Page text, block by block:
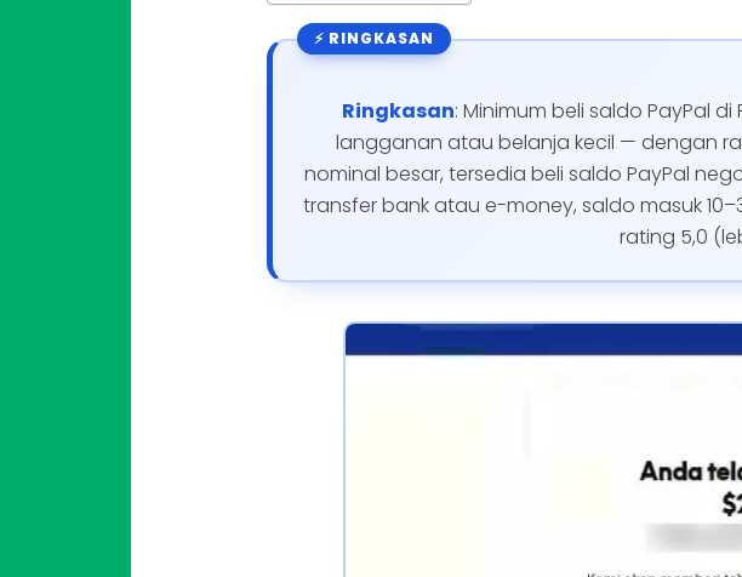
Ringkasan: Minimum beli saldo PayPal
langganan atau belanja kecil — dengan
nominal besar, tersedia beli saldo PayPal
transfer bank atau e-money, saldo masuk
rating 5,0